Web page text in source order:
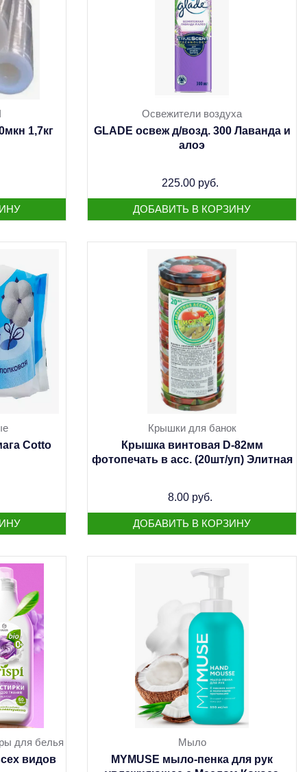
1,7кг
Освежители воздуха
GLADE освеж д/возд. 300 Лаванда и
алоэ
225.00 руб.
Cotto
Крышки для банок
Крышка винтовая D-82мм
фотопечать в асс. (20шт/уп) Элитная
8.00 руб.
для белья
видов
Мыло
MYMUSE мыло-пенка для рук